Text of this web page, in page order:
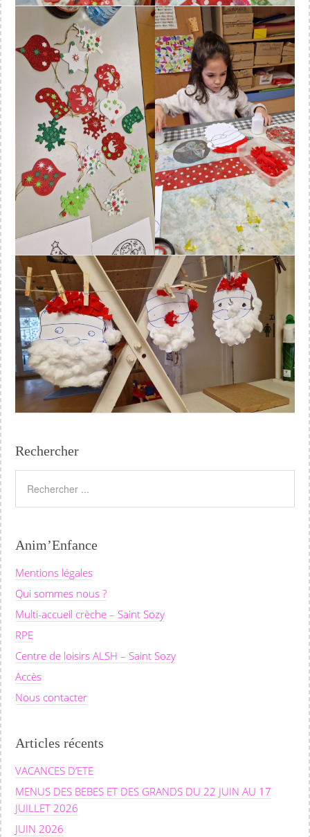
Rechercher
Anim’Enfance
Mentions légales
Qui sommes nous ?
Multi-accueil crèche – Saint Sozy
RPE
Centre de loisirs ALSH – Saint Sozy
Accès
Nous contacter
Articles récents
VACANCES D’ETE
MENUS DES BEBES ET DES GRANDS DU 22 JUIN AU 17
JUILLET 2026
JUIN 2026